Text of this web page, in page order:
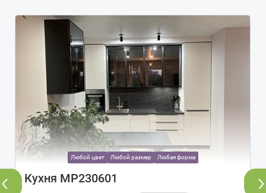
Любой цвет Любой размер Любая форма
Кухня МР230601